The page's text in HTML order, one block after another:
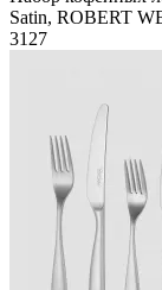
Satin, ROBERT
3127